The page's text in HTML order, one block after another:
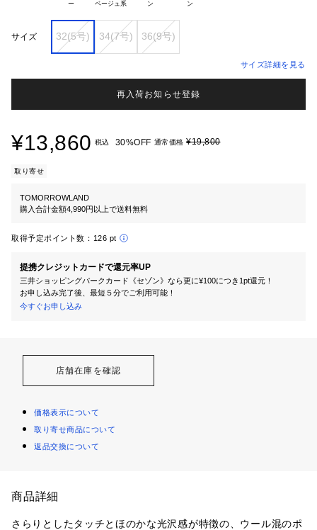
ー
ベージュ系
サイズ 32(5号) 34(7号) 36(9号)
サイズ詳細を見る
再入荷お知らせ登録
¥13,860 税込 30%OFF 通常価格 ¥19,800
取り寄せ
TOMORROWLAND
購入合計金額4,990円以上で送料無料
取得予定ポイント数： 126 pt
提携クレジットカードで還元率UP
三井ショッピングパークカード《セゾン》なら更に¥100につき1pt還元！
お申し込み完了後、最短５分でご利用可能！
今すぐお申し込み
店舗在庫を確認
価格表示について
取り寄せ商品について
返品交換について
商品詳細
さらりとしたタッチとほのかな光沢感が特徴の、ウール混のポ